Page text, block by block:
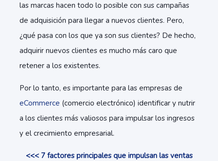
las marcas hacen todo lo posible con sus campañas
de adquisición para llegar a nuevos clientes. Pero,
¿qué pasa con los que ya son sus clientes? De hecho,
adquirir nuevos clientes es mucho más caro que
retener a los existentes.
Por lo tanto, es importante para las empresas de
eCommerce (comercio electrónico) identificar y nutrir
a los clientes más valiosos para impulsar los ingresos
y el crecimiento empresarial.
<<< 7 factores principales que impulsan las ventas